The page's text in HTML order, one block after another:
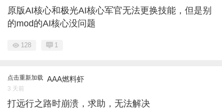
原版AI核心和极光AI核心军官无法更换技能，但是别
的mod的AI核心没问题
128 1
点击重新加载 AAA燃料虾
3 天前
打远行之路时崩溃，求助，无法解决